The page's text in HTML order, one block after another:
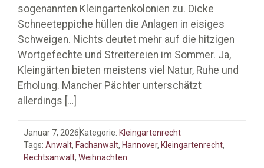
sogenannten Kleingartenkolonien zu. Dicke
Schneeteppiche hüllen die Anlagen in eisiges
Schweigen. Nichts deutet mehr auf die hitzigen
Wortgefechte und Streitereien im Sommer. Ja,
Kleingärten bieten meistens viel Natur, Ruhe und
Erholung. Mancher Pächter unterschätzt
allerdings […]
Januar 7, 2026 Kategorie: Kleingartenrecht
Tags: Anwalt, Fachanwalt, Hannover, Kleingartenrecht,
Rechtsanwalt, Weihnachten